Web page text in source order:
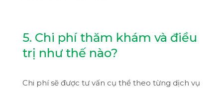
5. Chi phí thăm khám và điều
trị như thế nào?
Chi phí sẽ được tư vấn cụ thể theo từng dịch vụ